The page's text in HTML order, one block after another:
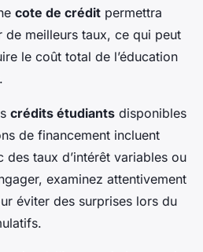
cote de crédit permettra
de meilleurs taux, ce qui peut
le coût total de l’éducation
crédits étudiants disponibles
de financement incluent
des taux d’intérêt variables ou
examinez attentivement
éviter des surprises lors du